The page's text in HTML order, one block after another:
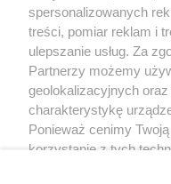
spersonalizowanych
treści, pomiar reklam i
ulepszanie usług. Za
Partnerzy możemy
geolokalizacyjnych
charakterystykę
Ponieważ cenimy
korzystanie z tych